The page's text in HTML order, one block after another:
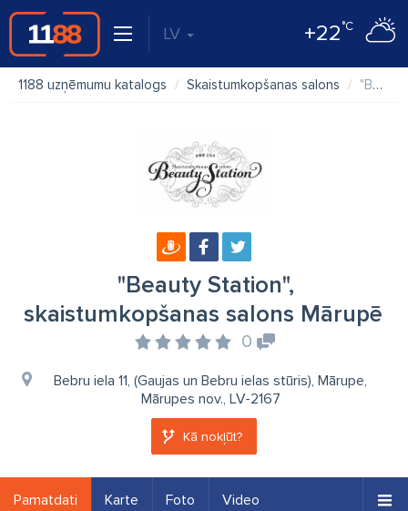
LV +22°C
1188 uzņēmumu katalogs Skaistumkopšanas salons "Beauty Station", skaistumkopšanas salons Mārupē
"Beauty Station",
skaistumkopšanas salons Mārupē
0
Bebru iela 11, (Gaujas un Bebru ielas stūris), Mārupe,
Mārupes nov., LV-2167
Kā nokļūt?
Pamatdati Karte Foto Video